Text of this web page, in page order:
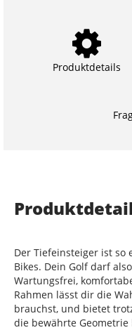
Produktdetails
Der Tiefeinsteiger ist so
Bikes. Dein Golf darf
Wartungsfrei,
Rahmen lässt dir die
brauchst, und bietet
die bewährte Geometrie